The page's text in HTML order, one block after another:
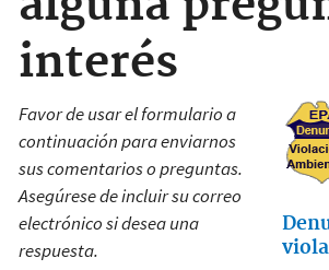
interés
Favor de usar el formulario a
continuación para enviarnos
sus comentarios o preguntas.
Asegúrese de incluir su correo
electrónico si desea una
respuesta.